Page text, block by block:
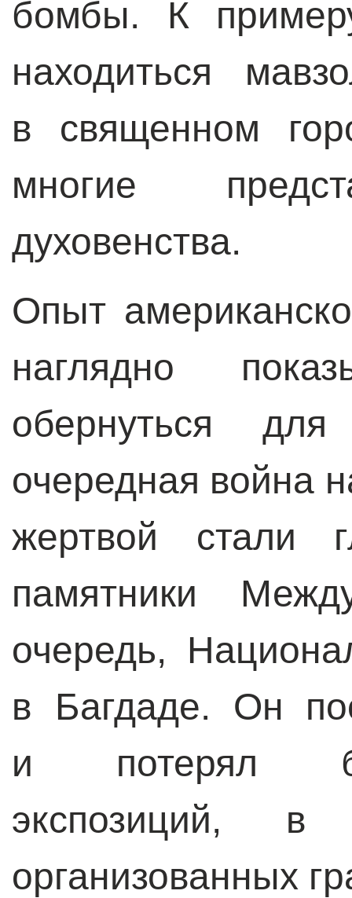
бомбы. К
находиться
в священном
многие
духовенства.
Опыт
наглядно
обернуться
очередная война
жертвой стали
памятники
очередь,
в Багдаде. Он
и потерял
экспозиций, в
организованных